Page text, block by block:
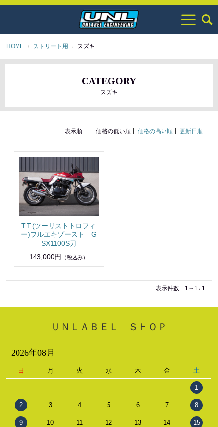
HOME ストリート用 スズキ
CATEGORY
スズキ
表示順 : 価格の低い順 価格の高い順 更新日順
T.T.(ツーリストトロフィ
ー)フルエキゾースト G
SX1100S刀
143,000円
（税込み）
表示件数：1～1 / 1
ＵＮＬＡＢＥＬ ＳＨＯＰ
2026年08月
日 月 火 水 木 金 土
1
2 3 4 5 6 7 8
9 10 11 12 13 14 15